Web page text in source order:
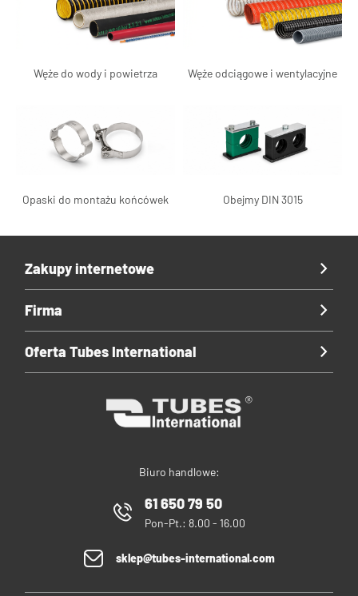
Węże do wody i powietrza Węże odciągowe i wentylacyjne
Opaski do montażu końcówek Obejmy DIN 3015
Biuro handlowe:
61 650 79 50
Pon-Pt.: 8.00 - 16.00
sklep@tubes-international.com
Zakupy internetowe
Firma
Oferta Tubes International